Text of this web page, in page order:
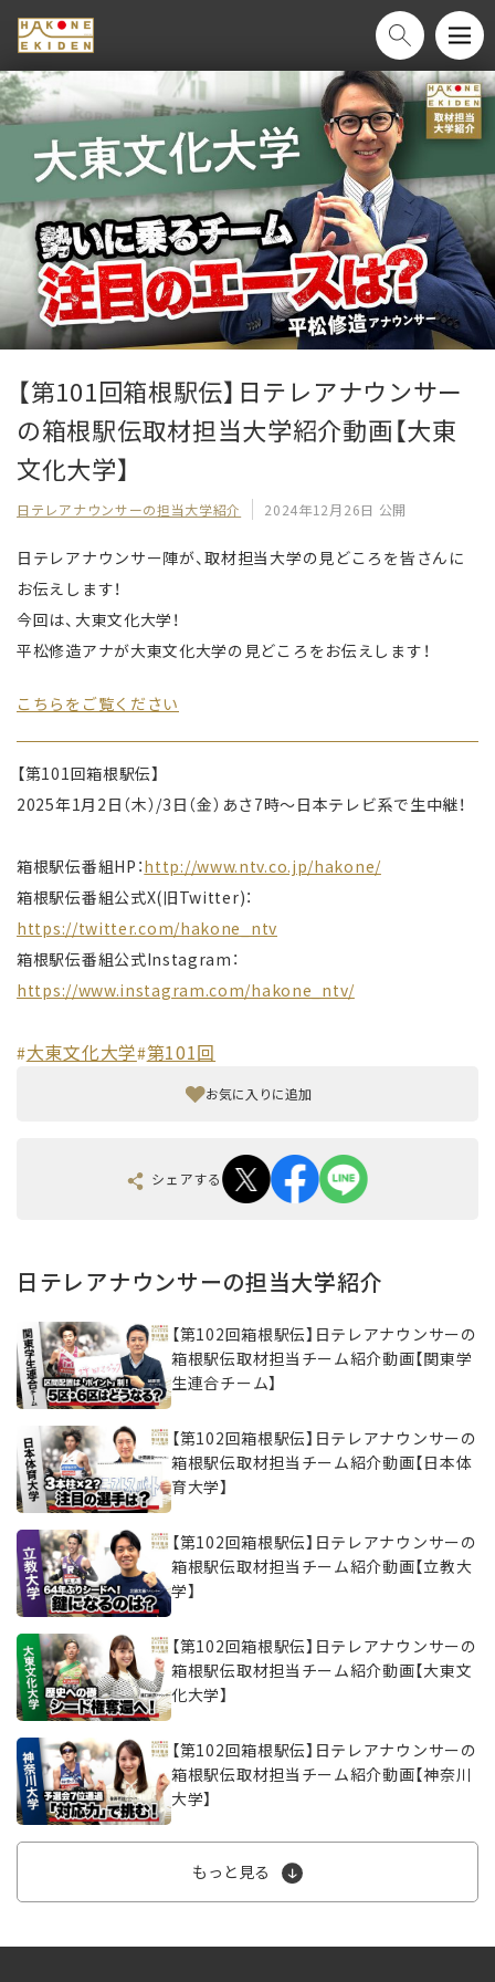
【第101回箱根駅伝】日テレアナウンサー
の箱根駅伝取材担当大学紹介動画【大東
文化大学】
日テレアナウンサーの担当大学紹介 2024年12月26日 公開
日テレアナウンサー陣が、取材担当大学の見どころを皆さんに
お伝えします！
今回は、大東文化大学！
平松修造アナが大東文化大学の見どころをお伝えします！
こちらをご覧ください
【第101回箱根駅伝】
2025年1月2日（木）/3日（金）あさ7時〜日本テレビ系で生中継！
箱根駅伝番組HP：http://www.ntv.co.jp/hakone/
箱根駅伝番組公式X(旧Twitter)：
https://twitter.com/hakone_ntv
箱根駅伝番組公式Instagram：
https://www.instagram.com/hakone_ntv/
#大東文化大学#第101回
お気に入りに追加
シェアする
日テレアナウンサーの担当大学紹介
【第102回箱根駅伝】日テレアナウンサーの
箱根駅伝取材担当チーム紹介動画【関東学
生連合チーム】
【第102回箱根駅伝】日テレアナウンサーの
箱根駅伝取材担当チーム紹介動画【日本体
育大学】
【第102回箱根駅伝】日テレアナウンサーの
箱根駅伝取材担当チーム紹介動画【立教大
学】
【第102回箱根駅伝】日テレアナウンサーの
箱根駅伝取材担当チーム紹介動画【大東文
化大学】
【第102回箱根駅伝】日テレアナウンサーの
箱根駅伝取材担当チーム紹介動画【神奈川
大学】
もっと見る